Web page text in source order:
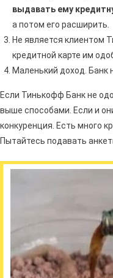
выдавать ему
а потом его расширить.
Не является клиентом
кредитной карте им
Маленький доход. Банк
Если Тинькофф Банк не
выше способами. Если и
конкуренция. Есть много
Пытайтесь подавать